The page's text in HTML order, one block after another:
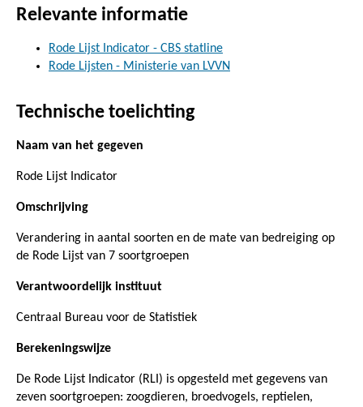
Relevante informatie
Rode Lijst Indicator - CBS statline
Rode Lijsten - Ministerie van LVVN
Technische toelichting
Naam van het gegeven
Rode Lijst Indicator
Omschrijving
Verandering in aantal soorten en de mate van bedreiging op
de Rode Lijst van 7 soortgroepen
Verantwoordelijk instituut
Centraal Bureau voor de Statistiek
Berekeningswijze
De Rode Lijst Indicator (RLI) is opgesteld met gegevens van
zeven soortgroepen: zoogdieren, broedvogels, reptielen,